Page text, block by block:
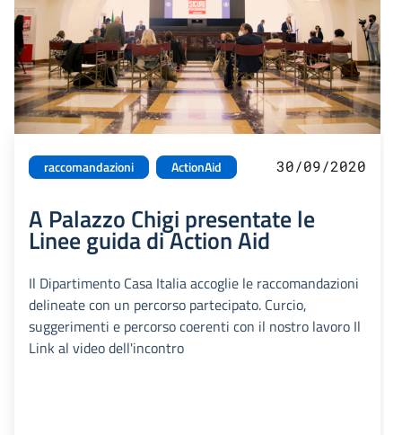
raccomandazioni ActionAid 30/09/2020
A Palazzo Chigi presentate le
Linee guida di Action Aid
Il Dipartimento Casa Italia accoglie le raccomandazioni
delineate con un percorso partecipato. Curcio,
suggerimenti e percorso coerenti con il nostro lavoro Il
Link al video dell'incontro